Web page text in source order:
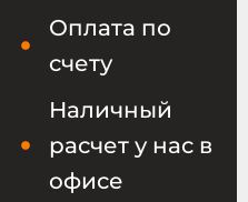
Оплата по
счету
Наличный
расчет у нас в
офисе